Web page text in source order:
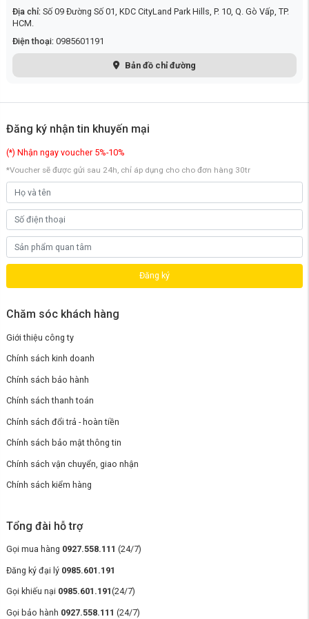
Địa chỉ: Số 09 Đường Số 01, KDC CityLand Park Hills, P. 10, Q. Gò Vấp, TP.
HCM.
Điện thoại: 0985601191
Bản đồ chỉ đường
Đăng ký nhận tin khuyến mại
(*) Nhận ngay voucher 5%-10%
*Voucher sẽ được gửi sau 24h, chỉ áp dụng cho cho đơn hàng 30tr
Đăng ký
Chăm sóc khách hàng
Giới thiệu công ty
Chính sách kinh doanh
Chính sách bảo hành
Chính sách thanh toán
Chính sách đổi trả - hoàn tiền
Chính sách bảo mật thông tin
Chính sách vận chuyển, giao nhận
Chính sách kiểm hàng
Tổng đài hỗ trợ
Gọi mua hàng 0927.558.111 (24/7)
Đăng ký đại lý 0985.601.191
Gọi khiếu nại 0985.601.191(24/7)
Gọi bảo hành 0927.558.111 (24/7)